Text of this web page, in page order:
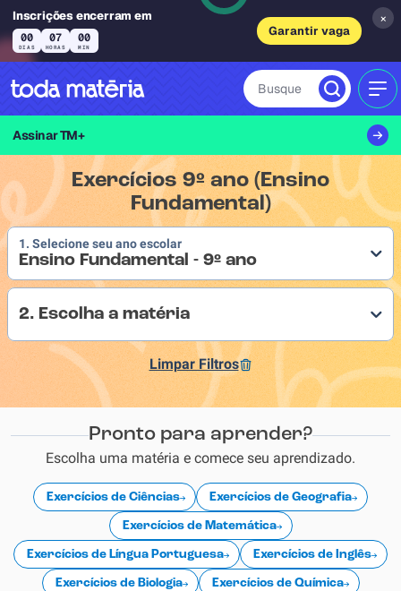
Inscrições encerram em
00
DIAS
07
HORAS
00
MIN
Garantir vaga
×
Busque
Assinar TM+
Exercícios 9º ano (Ensino
Fundamental)
1. Selecione seu ano escolar
Ensino Fundamental - 9º ano
2. Escolha a matéria
Limpar Filtros
Pronto para aprender?
Escolha uma matéria e comece seu aprendizado.
Exercícios de Ciências Exercícios de Geografia
Exercícios de Matemática
Exercícios de Língua Portuguesa Exercícios de Inglês
Exercícios de Biologia Exercícios de Química